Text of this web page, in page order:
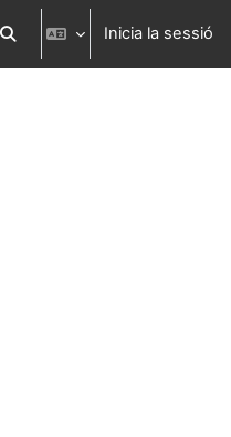
Commuta l'entrada de la cerca
Inicia la sessió